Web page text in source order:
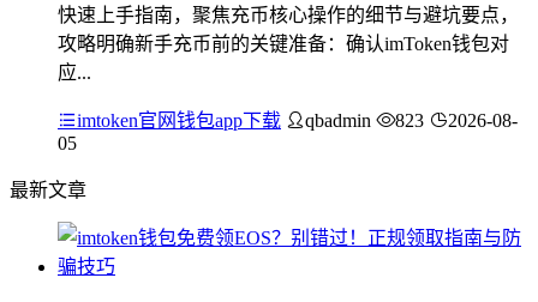
快速上手指南，聚焦充币核心操作的细节与避坑要点，
攻略明确新手充币前的关键准备：确认imToken钱包对
应...
imtoken官网钱包app下载 qbadmin 823
2026-08-
05
最新文章